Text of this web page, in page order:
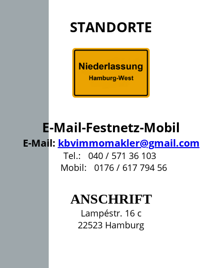
STANDORTE
E-Mail-Festnetz-Mobil
E-Mail: kbvimmomakler@gmail.com
Tel.: 040 / 571 36 103
Mobil: 0176 / 617 794 56
ANSCHRIFT
Lampéstr. 16 c
22523 Hamburg